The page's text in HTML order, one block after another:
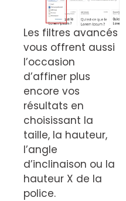
Les filtres avancés
vous offrent aussi
l’occasion
d’affiner plus
encore vos
résultats en
choisissant la
taille, la hauteur,
l’angle
d’inclinaison ou la
hauteur X de la
police.